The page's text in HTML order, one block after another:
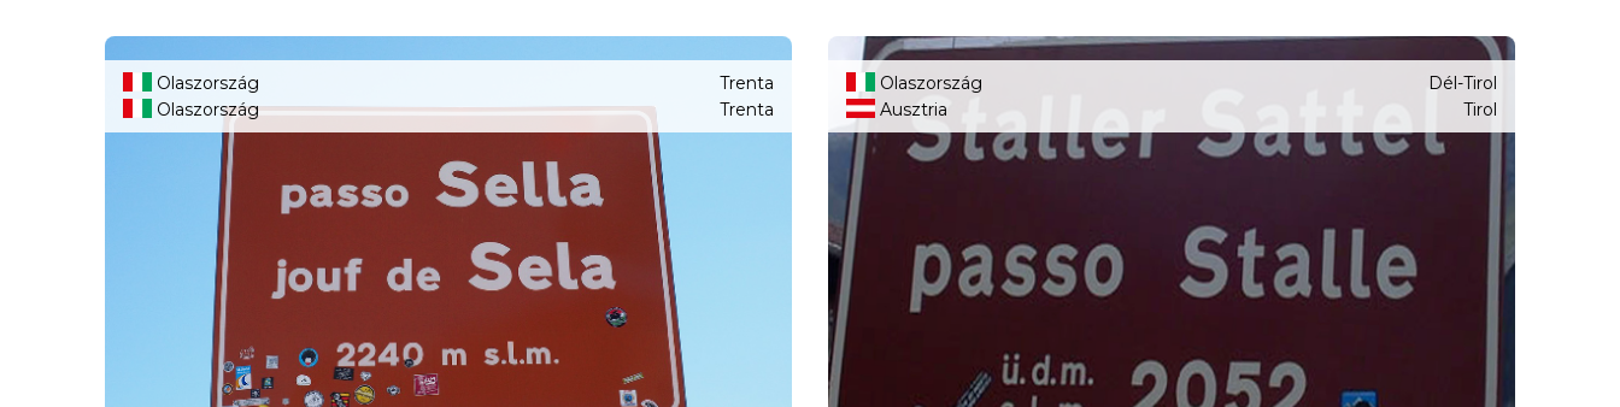
Olaszország
Olaszország
Trenta
Trenta
Olaszország
Ausztria
Dél-Tirol
Tirol